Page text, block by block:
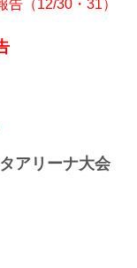
（12/30・31）
アリーナ大会